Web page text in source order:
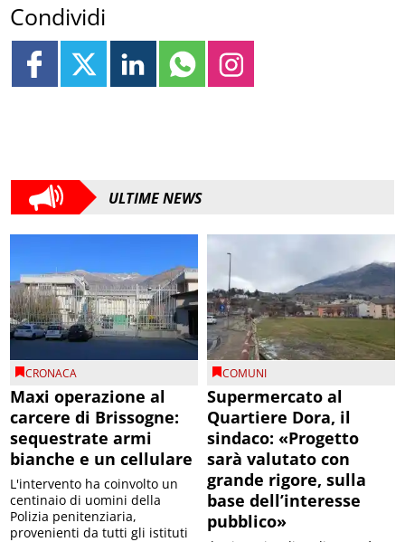
Condividi
ULTIME NEWS
CRONACA
Maxi operazione al
carcere di Brissogne:
sequestrate armi
bianche e un cellulare
L'intervento ha coinvolto un
centinaio di uomini della
Polizia penitenziaria,
provenienti da tutti gli istituti
COMUNI
Supermercato al
Quartiere Dora, il
sindaco: «Progetto
sarà valutato con
grande rigore, sulla
base dell’interesse
pubblico»